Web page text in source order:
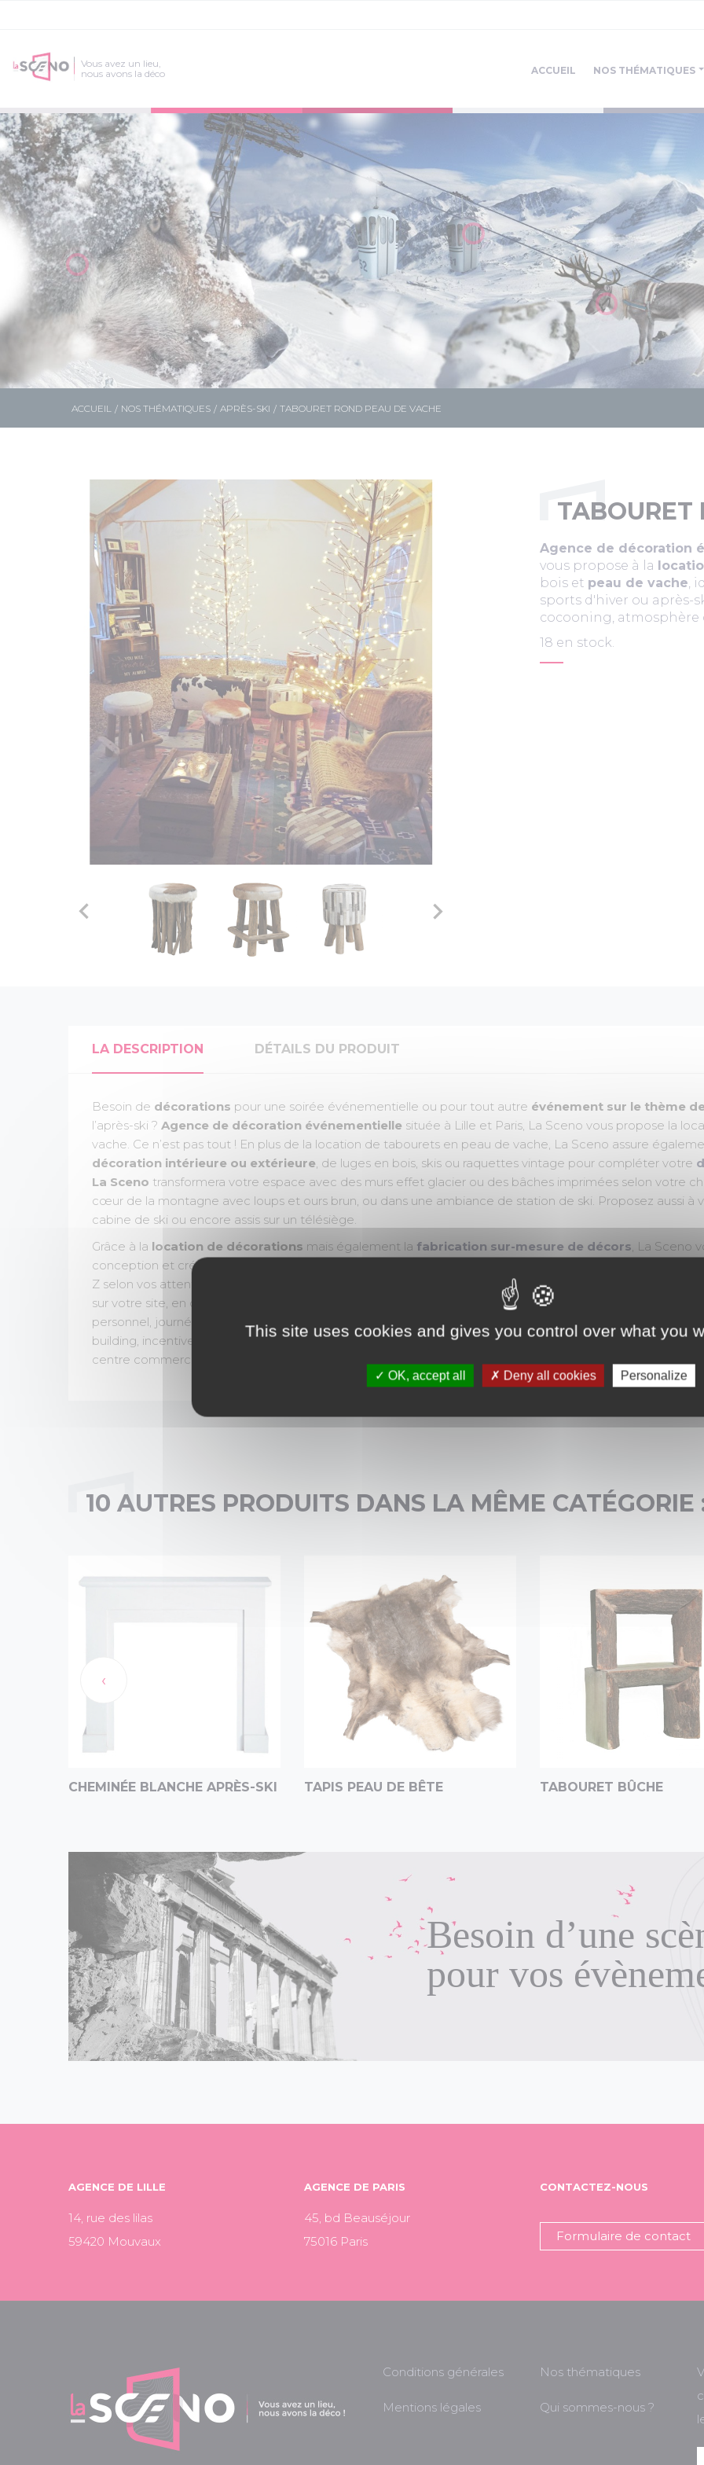
Vous avez un lieu,
nous avons la déco
ACCUEIL NOS THÉMATIQUES
ACCUEIL NOS THÉMATIQUES APRÈS-SKI TABOURET ROND PEAU DE VACHE
 
TABOURET
Agence de décoration
vous propose à la
bois et peau de vache,
sports d'hiver ou après-
cocooning,
18 en stock.
LA DESCRIPTION DÉTAILS DU PRODUIT
Besoin de décorations pour une soirée événementielle ou pour tout autre événement sur le thème
l’après-ski ? Agence de décoration événementielle située à Lille et Paris, La Sceno vous propose la
vache. Ce n’est pas tout ! En plus de la location de tabourets en peau de vache, La Sceno assure
décoration intérieure ou extérieure, de luges en bois, skis ou raquettes vintage pour compléter votre
La Sceno transformera votre espace avec des murs effet glacier ou des bâches imprimées selon votre
cœur de la montagne avec loups et ours brun, ou dans une ambiance de station de ski. Proposez aussi à
cabine de ski ou encore assis sur un télésiège.
Grâce à la location de décorations mais également la fabrication sur-mesure de décors, La Sceno
conception et création de votre
Z selon vos attentes, envies et besoins. Agence de
décoration événementielle à Lille et Paris
sur votre site, en outdoor ou en indoor pour tout type d'événements (mariage, baby shower,
personnel, journée solidaire, convention, assemblée générale, gala, fashion show, lancement de produit,
building, incentive, congrès, salon, journée porte ouverte, colloque, remise de prix, festival, événement
centre commercial, galerie marchande, retail park, centre commercial outlet...).
10 AUTRES PRODUITS DANS LA MÊME CATÉGORIE
CHEMINÉE BLANCHE APRÈS-SKI TAPIS PEAU DE BÊTE TABOURET BÛCHE
‹
Besoin d’une
pour vos
AGENCE DE LILLE
14, rue des lilas
59420 Mouvaux
AGENCE DE PARIS
45, bd Beauséjour
75016 Paris
CONTACTEZ-NOUS
Formulaire de contact
Conditions générales
Mentions légales
Nos thématiques
Qui sommes-nous ?
This site uses cookies and gives you control over what you
OK, accept all Deny all cookies Personalize